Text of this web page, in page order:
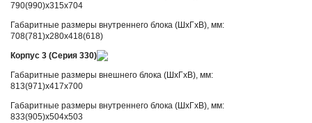
790(990)х315х704
Габаритные размеры внутреннего блока (ШхГхВ), мм:
708(781)х280х418(618)
Корпус 3 (Серия 330)
Габаритные размеры внешнего блока (ШхГхВ), мм:
813(971)х417х700
Габаритные размеры внутреннего блока (ШхГхВ), мм:
833(905)х504х503